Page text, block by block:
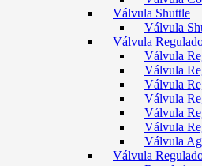
Válvula Shuttle
Válvula
Válvula
Válvula
Válvula
Válvula
Válvula
Válvula
Válvula
Válvula
Válvula